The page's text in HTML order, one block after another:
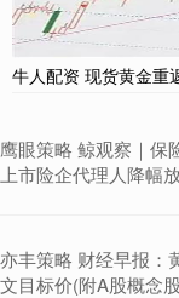
牛人配资 现货黄金重
鹰眼策略 鲸观察｜保
上市险企代理人降幅
亦丰策略 财经早报：
文目标价(附A股概念